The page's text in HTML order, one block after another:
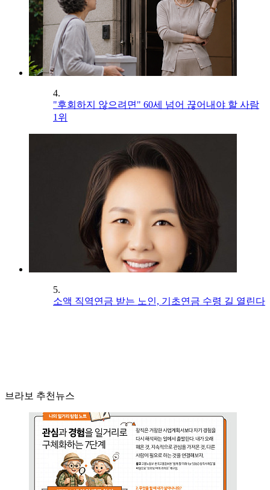
4.
"후회하지 않으려면" 60세 넘어 끊어내야 할 사람
1위
5.
소액 직역연금 받는 노인, 기초연금 수령 길 열린다
브라보 추천뉴스